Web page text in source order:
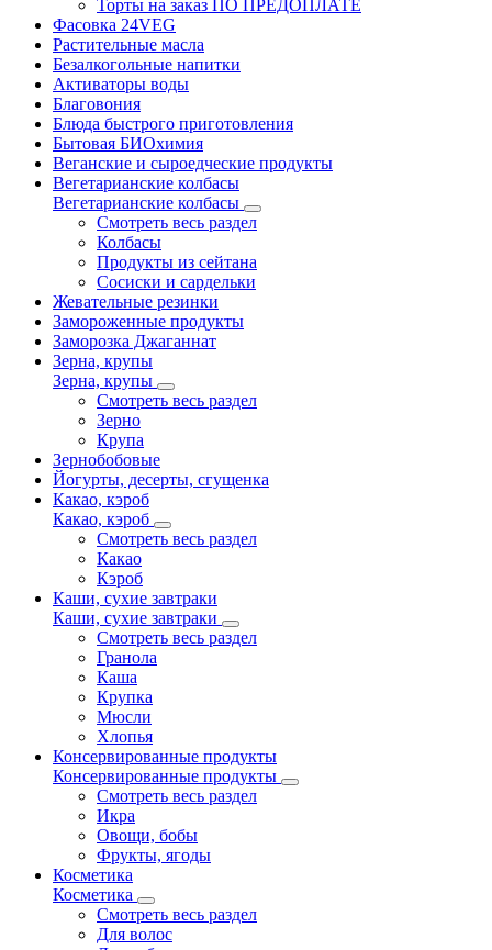
Торты на заказ ПО ПРЕДОПЛАТЕ
Фасовка 24VEG
Растительные масла
Безалкогольные напитки
Активаторы воды
Благовония
Блюда быстрого приготовления
Бытовая БИОхимия
Веганские и сыроедческие продукты
Вегетарианские колбасы
Вегетарианские колбасы
Смотреть весь раздел
Колбасы
Продукты из сейтана
Сосиски и сардельки
Жевательные резинки
Замороженные продукты
Заморозка Джаганнат
Зерна, крупы
Зерна, крупы
Смотреть весь раздел
Зерно
Крупа
Зернобобовые
Йогурты, десерты, сгущенка
Какао, кэроб
Какао, кэроб
Смотреть весь раздел
Какао
Кэроб
Каши, сухие завтраки
Каши, сухие завтраки
Смотреть весь раздел
Гранола
Каша
Крупка
Мюсли
Хлопья
Консервированные продукты
Консервированные продукты
Смотреть весь раздел
Икра
Овощи, бобы
Фрукты, ягоды
Косметика
Косметика
Смотреть весь раздел
Для волос